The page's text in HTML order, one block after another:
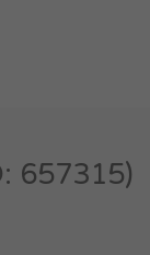
657315)